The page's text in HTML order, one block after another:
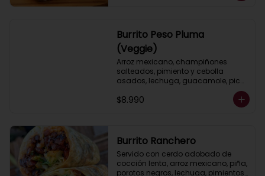
Burrito Peso Pluma
(Veggie)
Arroz mexicano, champiñones
salteados, pimiento y cebolla
asados, lechuga, guacamole, pico
ácida).
$8.990
Burrito Ranchero
Servido con cerdo adobado de
cocción lenta, arroz mexicano, piña,
porotos negros, lechuga, pimientos